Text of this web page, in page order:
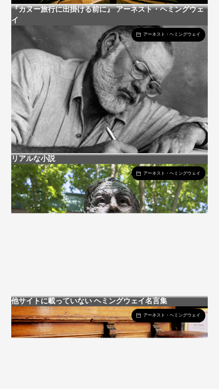
『カヌー旅行に出掛ける前に』 アーネスト・ヘミングウェ
イ
アーネスト・ヘミングウェイ
リアルな小説
アーネスト・ヘミングウェイ
他サイトに載っていない ヘミングウェイ名言集
アーネスト・ヘミングウェイ